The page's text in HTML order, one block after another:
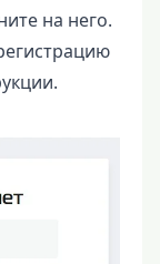
на него.